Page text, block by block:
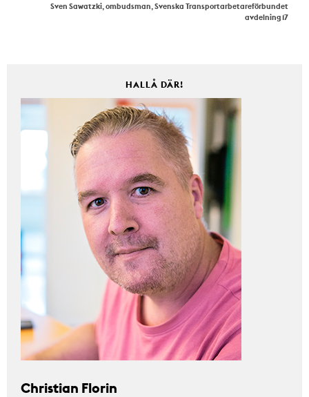
Sven Sawatzki, ombudsman, Svenska Transportarbetareförbundet
avdelning 17
HALLÅ DÄR!
Christian Florin